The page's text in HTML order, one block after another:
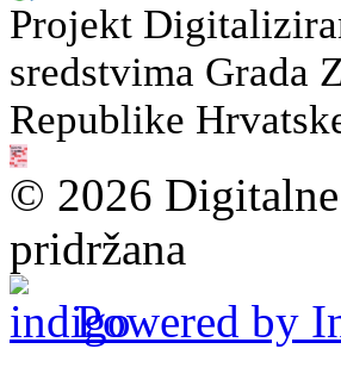
Projekt
sredstvima Grada
Republike
© 2026 Digitalne
pridržana
Powered by